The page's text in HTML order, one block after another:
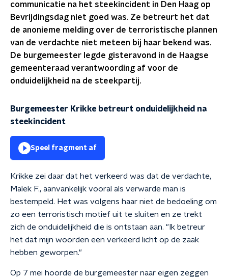
communicatie na het steekincident in Den Haag op
Bevrijdingsdag niet goed was. Ze betreurt het dat
de anonieme melding over de terroristische plannen
van de verdachte niet meteen bij haar bekend was.
De burgemeester legde gisteravond in de Haagse
gemeenteraad verantwoording af voor de
onduidelijkheid na de steekpartij.
Burgemeester Krikke betreurt onduidelijkheid na
steekincident
Speel fragment af
Krikke zei daar dat het verkeerd was dat de verdachte,
Malek F., aanvankelijk vooral als verwarde man is
bestempeld. Het was volgens haar niet de bedoeling om
zo een terroristisch motief uit te sluiten en ze trekt
zich de onduidelijkheid die is ontstaan aan. "Ik betreur
het dat mijn woorden een verkeerd licht op de zaak
hebben geworpen."
Op 7 mei hoorde de burgemeester naar eigen zeggen